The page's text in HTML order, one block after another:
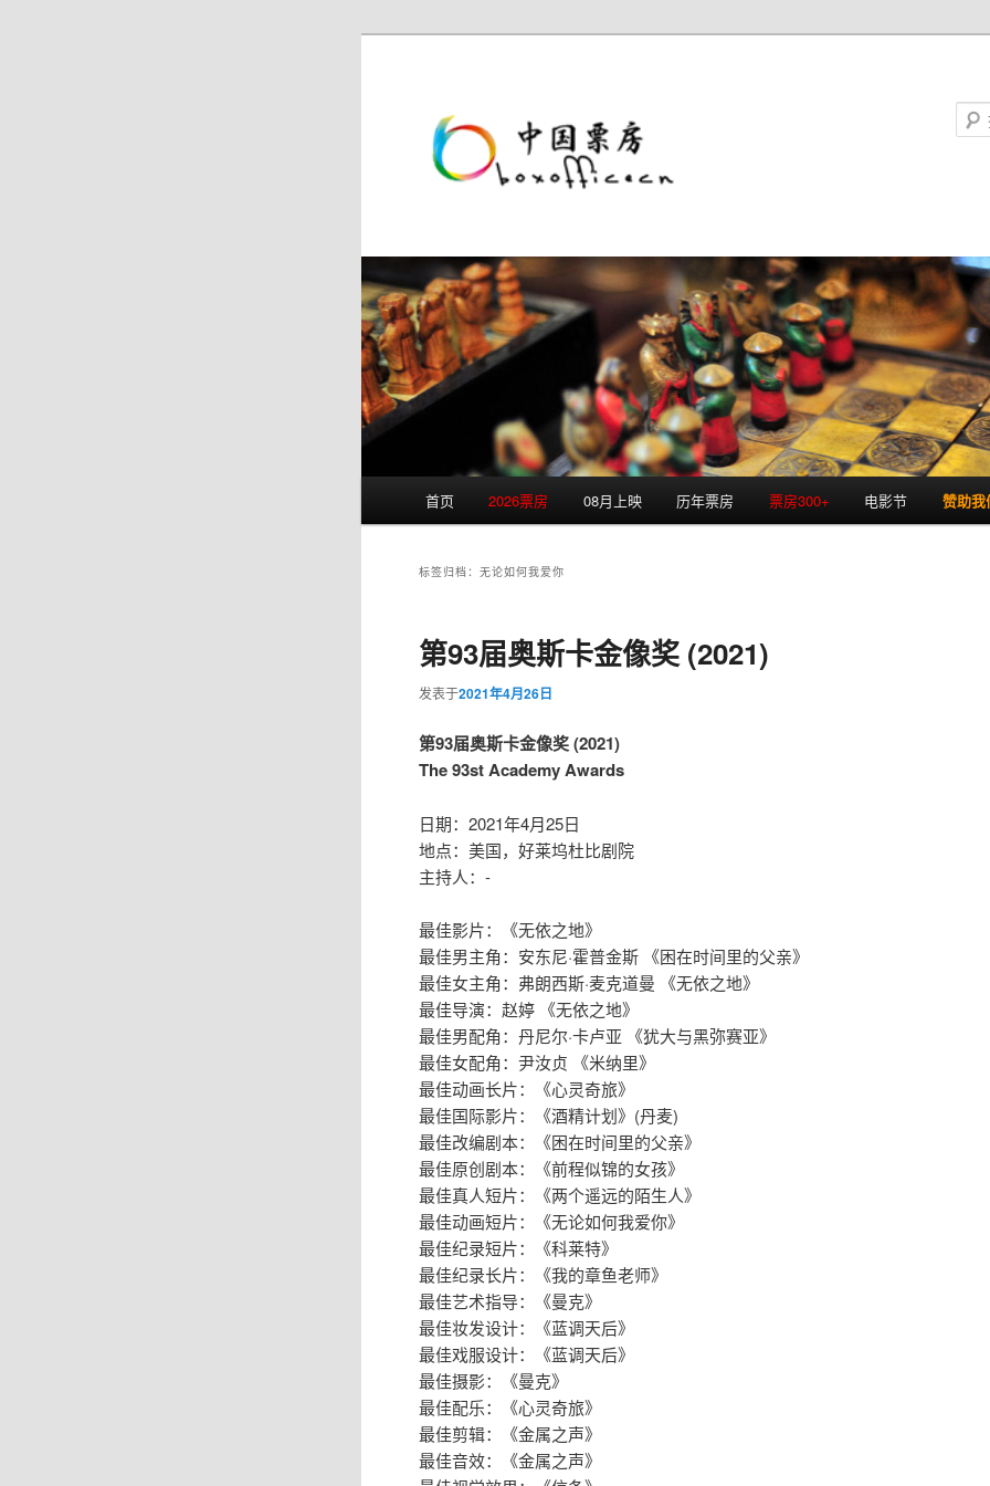
首页 2026票房 08月上映 历年票房 票房300+ 电影节 赞助我
标签归档：无论如何我爱你
第93届奥斯卡金像奖 (2021)
发表于2021年4月26日
第93届奥斯卡金像奖 (2021)
The 93st Academy Awards
日期：2021年4月25日
地点：美国，好莱坞杜比剧院
主持人：-
最佳影片：《无依之地》
最佳男主角：安东尼·霍普金斯 《困在时间里的父亲》
最佳女主角：弗朗西斯·麦克道曼 《无依之地》
最佳导演：赵婷 《无依之地》
最佳男配角：丹尼尔·卡卢亚 《犹大与黑弥赛亚》
最佳女配角：尹汝贞 《米纳里》
最佳动画长片：《心灵奇旅》
最佳国际影片：《酒精计划》(丹麦) ​​​​
最佳改编剧本：《困在时间里的父亲》​​​​
最佳原创剧本：《前程似锦的女孩》
最佳真人短片：《两个遥远的陌生人》
最佳动画短片：《无论如何我爱你》
最佳纪录短片：《科莱特》
最佳纪录长片：《我的章鱼老师》
最佳艺术指导：《曼克》
最佳妆发设计：《蓝调天后》 ​​​​
最佳戏服设计：《蓝调天后》
最佳摄影：《曼克》
最佳配乐：《心灵奇旅》​​​​
最佳剪辑：《金属之声》
最佳音效：《金属之声》